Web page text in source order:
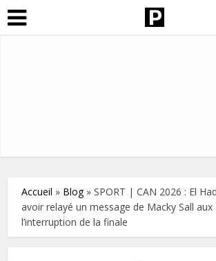
Accueil » Blog»SPORT | CAN 2026 : El
avoir relayé un message de Macky Sall
l’interruption de la finale